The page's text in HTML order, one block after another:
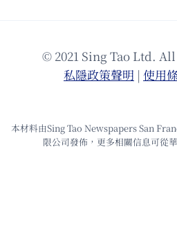
© 2021 Sing Tao Ltd.
私隱政策聲明 | 使⽤
本材料由Sing Tao Newspapers San
限公司發佈，更多相關信息可從